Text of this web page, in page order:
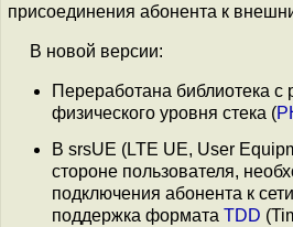
присоединения абонента к
В новой версии:
Переработана библиотека с
физического уровня стека (
В srsUE (LTE UE, User
стороне пользователя,
подключения абонента к
поддержка формата TDD